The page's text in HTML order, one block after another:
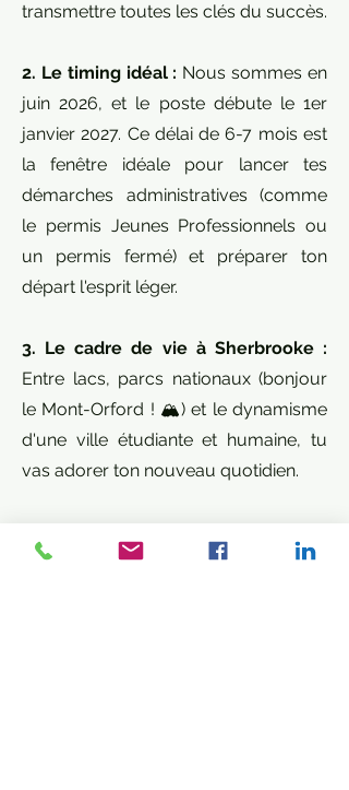
transmettre toutes les clés du succès.
2. Le timing idéal : Nous sommes en
juin 2026, et le poste débute le 1er
janvier 2027. Ce délai de 6-7 mois est
la fenêtre idéale pour lancer tes
démarches administratives (comme
le permis Jeunes Professionnels ou
un permis fermé) et préparer ton
départ l'esprit léger.
3. Le cadre de vie à Sherbrooke :
Entre lacs, parcs nationaux (bonjour
le Mont-Orford ! 🏔️) et le dynamisme
d'une ville étudiante et humaine, tu
vas adorer ton nouveau quotidien.
les grands espaces et une superbe